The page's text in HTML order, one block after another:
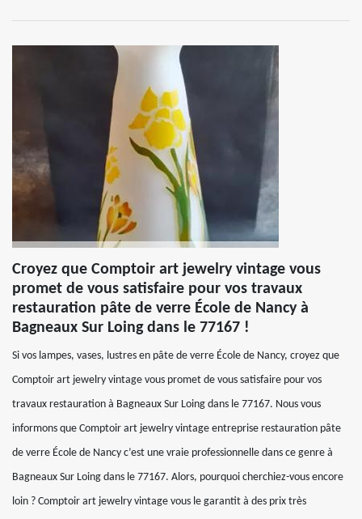
Croyez que Comptoir art jewelry vintage vous
promet de vous satisfaire pour vos travaux
restauration pâte de verre École de Nancy à
Bagneaux Sur Loing dans le 77167 !
Si vos lampes, vases, lustres en pâte de verre École de Nancy, croyez que
Comptoir art jewelry vintage vous promet de vous satisfaire pour vos
travaux restauration à Bagneaux Sur Loing dans le 77167. Nous vous
informons que Comptoir art jewelry vintage entreprise restauration pâte
de verre École de Nancy c’est une vraie professionnelle dans ce genre à
Bagneaux Sur Loing dans le 77167. Alors, pourquoi cherchiez-vous encore
loin ? Comptoir art jewelry vintage vous le garantit à des prix très